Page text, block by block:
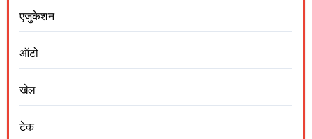
एजुकेशन
ऑटो
खेल
टेक